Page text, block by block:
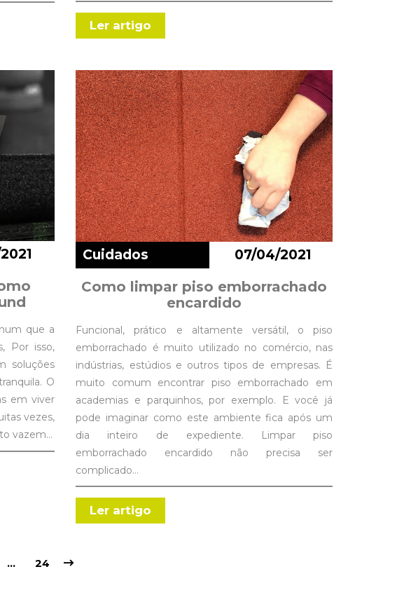
Ler artigo
que a
Por isso,
soluções
O
em viver
vezes,
vazem…
Como limpar piso emborrachado
encardido
Cuidados 07/04/2021
Funcional, prático e altamente versátil, o piso
emborrachado é muito utilizado no comércio, nas
indústrias, estúdios e outros tipos de empresas. É
muito comum encontrar piso emborrachado em
academias e parquinhos, por exemplo. E você já
pode imaginar como este ambiente fica após um
dia inteiro de expediente. Limpar piso
emborrachado encardido não precisa ser
complicado…
Ler artigo
… 24